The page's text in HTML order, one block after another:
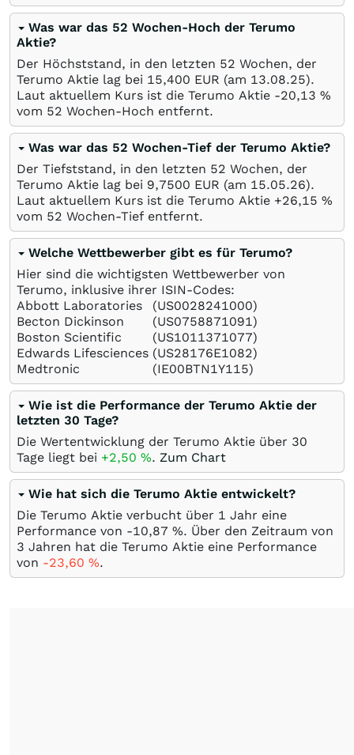
Was war das 52 Wochen-Hoch der Terumo
Aktie?
Der Höchststand, in den letzten 52 Wochen, der
Terumo Aktie lag bei 15,400 EUR (am 13.08.25).
Laut aktuellem Kurs ist die Terumo Aktie -20,13 %
vom 52 Wochen-Hoch entfernt.
Was war das 52 Wochen-Tief der Terumo Aktie?
Der Tiefststand, in den letzten 52 Wochen, der
Terumo Aktie lag bei 9,7500 EUR (am 15.05.26).
Laut aktuellem Kurs ist die Terumo Aktie +26,15 %
vom 52 Wochen-Tief entfernt.
Welche Wettbewerber gibt es für Terumo?
Hier sind die wichtigsten Wettbewerber von
Terumo, inklusive ihrer ISIN-Codes:
Abbott Laboratories
(US0028241000)
Becton Dickinson
(US0758871091)
Boston Scientific
(US1011371077)
Edwards Lifesciences (US28176E1082)
Medtronic
(IE00BTN1Y115)
Wie ist die Performance der Terumo Aktie der
letzten 30 Tage?
Die Wertentwicklung der Terumo Aktie über 30
Tage liegt bei +2,50 %. Zum Chart
Wie hat sich die Terumo Aktie entwickelt?
Die Terumo Aktie verbucht über 1 Jahr eine
Performance von -10,87 %. Über den Zeitraum von
3 Jahren hat die Terumo Aktie eine Performance
von -23,60 %.